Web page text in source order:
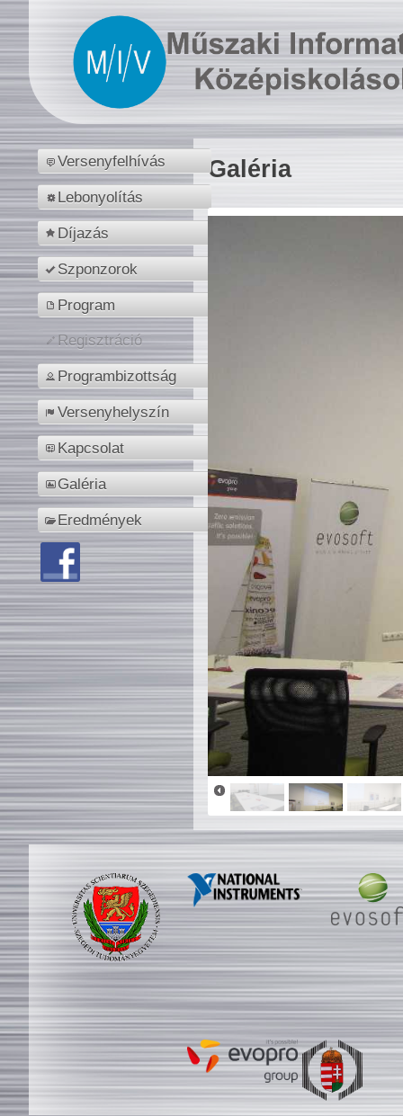
Versenyfelhívás
Lebonyolítás
Díjazás
Szponzorok
Program
Regisztráció
Programbizottság
Versenyhelyszín
Kapcsolat
Galéria
Eredmények
Galéria